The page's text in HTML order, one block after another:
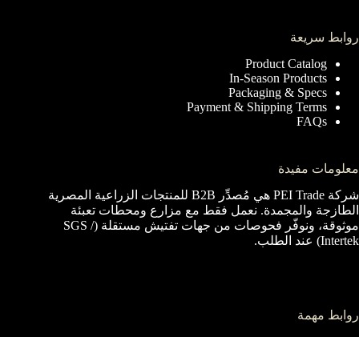
روابط سريعة
Product Catalog
In-Season Products
Packaging & Specs
Payment & Shipping Terms
FAQs
معلومات مفيدة
شركة PEI Trade هي مُصدِّر B2B للمنتجات الزراعية المصرية
الطازجة والمجمدة. نعمل فقط مع مزارع ومحطات تعبئة
موثوقة، ونوفّر فحوصات من جهات تفتيش مستقلة (SGS /
Intertek) عند الطلب.
روابط مهمة